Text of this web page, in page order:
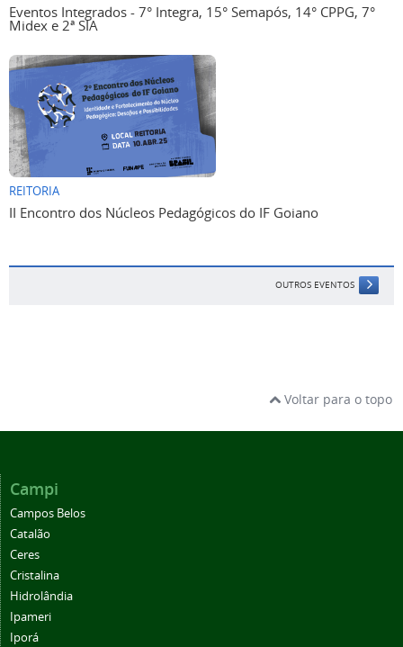
Eventos Integrados - 7° Integra, 15° Semapós, 14° CPPG, 7°
Midex e 2ª SIA
REITORIA
II Encontro dos Núcleos Pedagógicos do IF Goiano
OUTROS EVENTOS
Voltar para o topo
Campi
Campos Belos
Catalão
Ceres
Cristalina
Hidrolândia
Ipameri
Iporá